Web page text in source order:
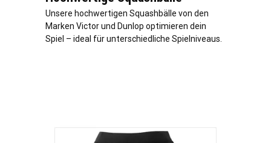
Unsere hochwertigen Squashbälle von den
Marken Victor und Dunlop optimieren dein
Spiel – ideal für unterschiedliche Spielniveaus.